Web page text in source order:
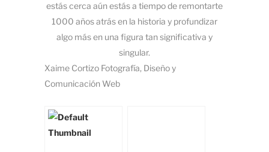
estás cerca aún estás a tiempo de remontarte
1000 años atrás en la historia y profundizar
algo más en una figura tan significativa y
singular.
Xaime Cortizo Fotografía, Diseño y
Comunicación Web